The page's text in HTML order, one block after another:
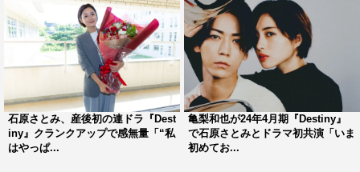
石原さとみ、産後初の連ドラ『Dest
iny』クランクアップで感無量「“私
はやっぱ...
亀梨和也が24年4月期『Destiny』
で石原さとみとドラマ初共演「いま
初めてお...